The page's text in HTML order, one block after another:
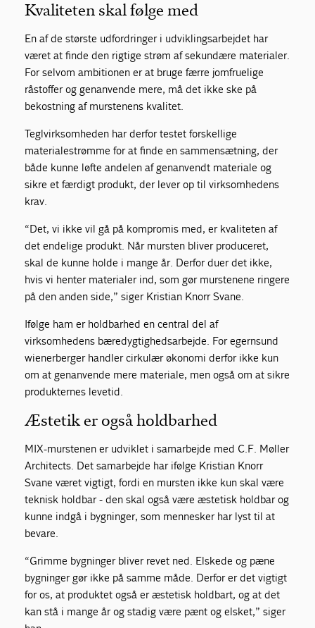
Kvaliteten skal følge med
En af de største udfordringer i udviklingsarbejdet har
været at finde den rigtige strøm af sekundære materialer.
For selvom ambitionen er at bruge færre jomfruelige
råstoffer og genanvende mere, må det ikke ske på
bekostning af murstenens kvalitet.
Teglvirksomheden har derfor testet forskellige
materialestrømme for at finde en sammensætning, der
både kunne løfte andelen af genanvendt materiale og
sikre et færdigt produkt, der lever op til virksomhedens
krav.
“Det, vi ikke vil gå på kompromis med, er kvaliteten af
det endelige produkt. Når mursten bliver produceret,
skal de kunne holde i mange år. Derfor duer det ikke,
hvis vi henter materialer ind, som gør murstenene ringere
på den anden side,” siger Kristian Knorr Svane.
Ifølge ham er holdbarhed en central del af
virksomhedens bæredygtighedsarbejde. For egernsund
wienerberger handler cirkulær økonomi derfor ikke kun
om at genanvende mere materiale, men også om at sikre
produkternes levetid.
Æstetik er også holdbarhed
MIX-murstenen er udviklet i samarbejde med C.F. Møller
Architects. Det samarbejde har ifølge Kristian Knorr
Svane været vigtigt, fordi en mursten ikke kun skal være
teknisk holdbar - den skal også være æstetisk holdbar og
kunne indgå i bygninger, som mennesker har lyst til at
bevare.
“Grimme bygninger bliver revet ned. Elskede og pæne
bygninger gør ikke på samme måde. Derfor er det vigtigt
for os, at produktet også er æstetisk holdbart, og at det
kan stå i mange år og stadig være pænt og elsket,” siger